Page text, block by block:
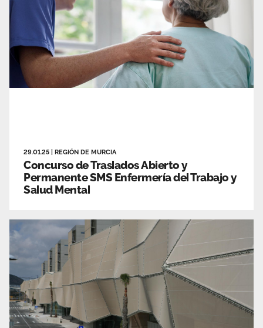
29.01.25 REGIÓN DE MURCIA
Concurso de Traslados Abierto y
Permanente SMS Enfermería del Trabajo y
Salud Mental